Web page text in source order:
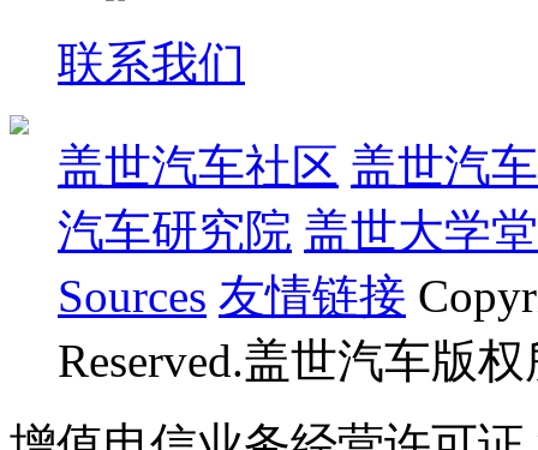
联系我们
盖世汽车社区 盖世汽
汽车研究院 盖世大学堂
Sources 友情链接
Reserved.盖世汽车版